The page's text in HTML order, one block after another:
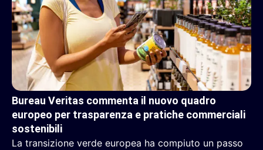
Bureau Veritas commenta il nuovo quadro
europeo per trasparenza e pratiche commerciali
sostenibili
La transizione verde europea ha compiuto un passo